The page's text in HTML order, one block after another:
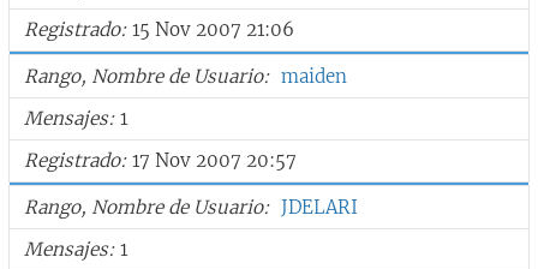
Registrado 15 Nov 2007 21:06
Rango, Nombre de Usuario
maiden
Mensajes 1
Registrado 17 Nov 2007 20:57
Rango, Nombre de Usuario
JDELARI
Mensajes 1